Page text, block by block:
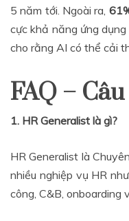
5 năm tới. Ngoài ra,
cực khả năng ứng
cho rằng AI có thể cải
FAQ –
1. HR Generalist là gì?
HR Generalist là
nhiều nghiệp vụ HR
công, C&B, onboarding